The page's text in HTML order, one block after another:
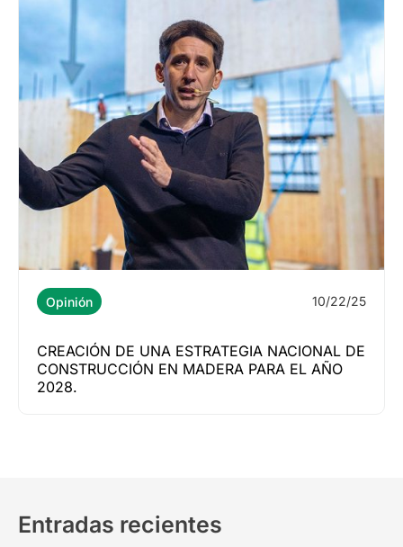
Opinión 10/22/25
CREACIÓN DE UNA ESTRATEGIA NACIONAL DE
CONSTRUCCIÓN EN MADERA PARA EL AÑO
2028.
Entradas recientes